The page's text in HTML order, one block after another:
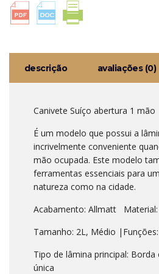
2
LINHAS
descrição avaliações (0)
Canivete Suíço abertura 1 mão
É um modelo que possui a
incrivelmente conveniente
mão ocupada. Este modelo
ferramentas essenciais para
natureza como na cidade.
Acabamento: Allmatt
Tamanho: 2L, Médio
Tipo de lâmina principal:
única